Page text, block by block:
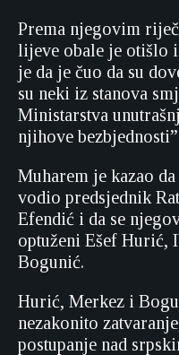
Prema njegovim
lijeve obale je otišlo
je da je čuo da su
su neki iz stanova
Ministarstva
njihove
Muharem je kazao
vodio predsjednik
Efendić i da se
optuženi Ešef Hurić,
Bogunić.
Hurić, Merkez i
nezakonito
postupanje nad